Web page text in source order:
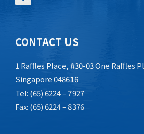
CONTACT US
1 Raffles Place, #30-03 One Raffles
Singapore 048616
Tel: (65) 6224 – 7927
Fax: (65) 6224 – 8376